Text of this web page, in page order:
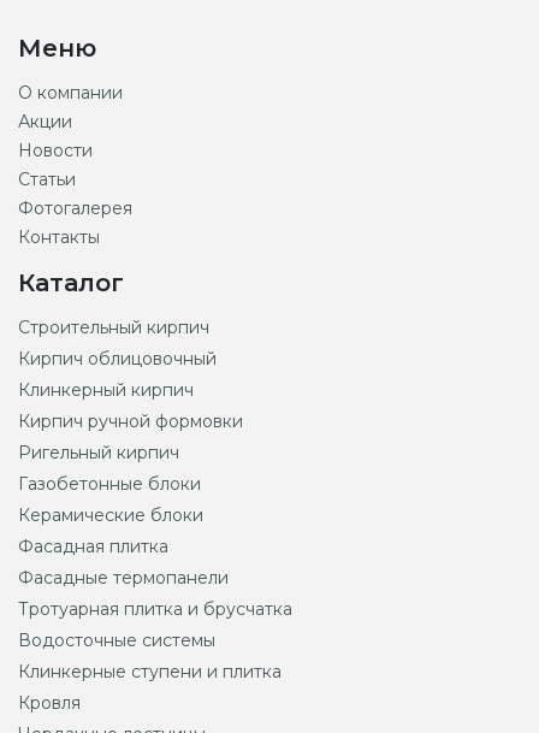
Меню
О компании
Акции
Новости
Статьи
Фотогалерея
Контакты
Каталог
Строительный кирпич
Кирпич облицовочный
Клинкерный кирпич
Кирпич ручной формовки
Ригельный кирпич
Газобетонные блоки
Керамические блоки
Фасадная плитка
Фасадные термопанели
Тротуарная плитка и брусчатка
Водосточные системы
Клинкерные ступени и плитка
Кровля